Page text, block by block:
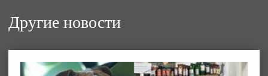
Другие новости